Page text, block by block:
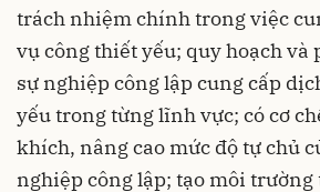
trách nhiệm chính trong việc
vụ công thiết yếu; quy hoạch và
sự nghiệp công lập cung cấp
yếu trong từng lĩnh vực; có cơ
khích, nâng cao mức độ tự chủ
nghiệp công lập; tạo môi trường